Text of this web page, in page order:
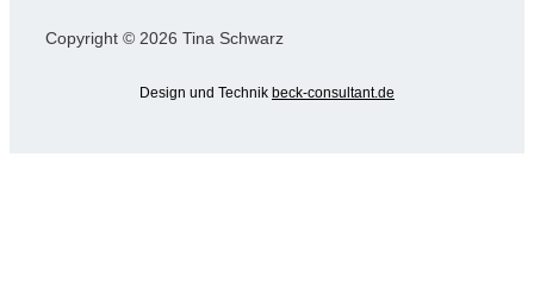
Copyright © 2026 Tina Schwarz
Design und Technik beck-consultant.de